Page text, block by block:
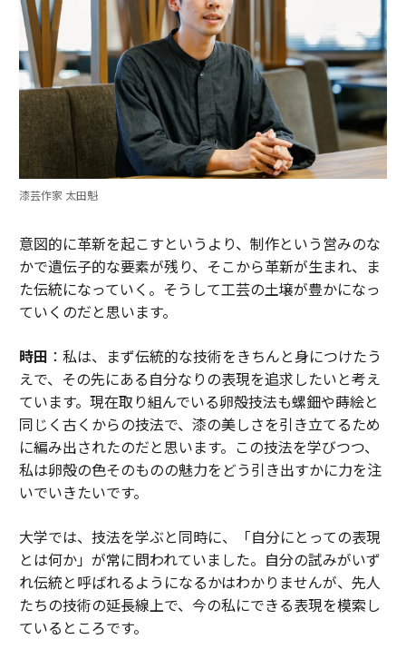
漆芸作家 太田魁
意図的に革新を起こすというより、制作という営みのな
かで遺伝子的な要素が残り、そこから革新が生まれ、ま
た伝統になっていく。そうして工芸の土壌が豊かになっ
ていくのだと思います。
時田 ：私は、まず伝統的な技術をきちんと身につけたう
えで、その先にある自分なりの表現を追求したいと考え
ています。現在取り組んでいる卵殻技法も螺鈿や蒔絵と
同じく古くからの技法で、漆の美しさを引き立てるため
に編み出されたのだと思います。この技法を学びつつ、
私は卵殻の色そのものの魅力をどう引き出すかに力を注
いでいきたいです。
大学では、技法を学ぶと同時に、「自分にとっての表現
とは何か」が常に問われていました。自分の試みがいず
れ伝統と呼ばれるようになるかはわかりませんが、先人
たちの技術の延長線上で、今の私にできる表現を模索し
ているところです。